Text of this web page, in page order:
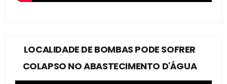
LOCALIDADE DE BOMBAS PODE SOFRER
COLAPSO NO ABASTECIMENTO D'ÁGUA